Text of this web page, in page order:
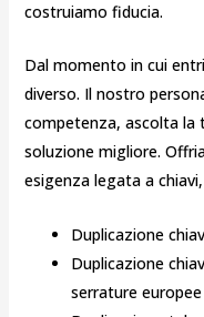
costruiamo fiducia.
Dal momento in cui
diverso. Il nostro
competenza, ascolta la
soluzione migliore.
esigenza legata a
Duplicazione
Duplicazione
serrature europee